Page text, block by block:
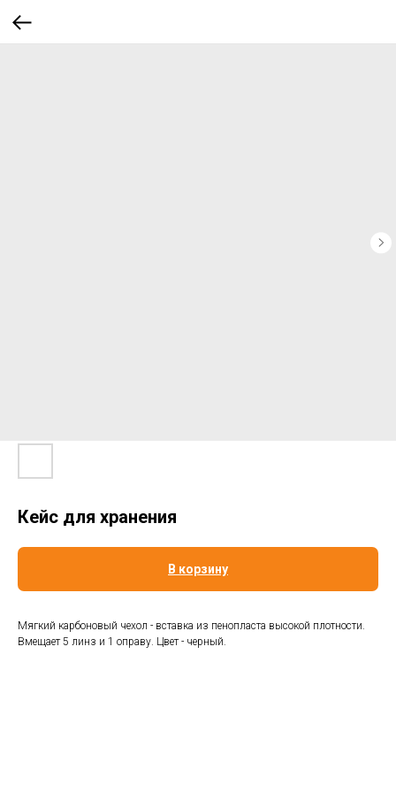
Кейс для хранения
В корзину
Мягкий карбоновый чехол - вставка из пенопласта высокой плотности.
Вмещает 5 линз и 1 оправу. Цвет - черный.